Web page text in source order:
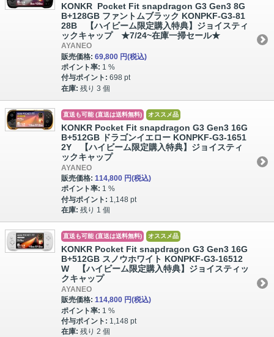
KONKR Pocket Fit snapdragon G3 Gen3 8G
B+128GB ファントムブラック KONPKF-G3-81
28B 【ハイビーム限定購入特典】ジョイスティ
ックキャップ ★7/24~在庫一掃セール★
AYANEO
販売価格: 69,800 円(税込)
ポイント率: 1 %
付与ポイント: 698 pt
在庫: 残り 3 個
直送も可能 (直送は送料無料) オススメ品
KONKR Pocket Fit snapdragon G3 Gen3 16G
B+512GB ドラゴンイエロー KONPKF-G3-1651
2Y 【ハイビーム限定購入特典】ジョイスティ
ックキャップ
AYANEO
販売価格: 114,800 円(税込)
ポイント率: 1 %
付与ポイント: 1,148 pt
在庫: 残り 1 個
直送も可能 (直送は送料無料) オススメ品
KONKR Pocket Fit snapdragon G3 Gen3 16G
B+512GB スノウホワイト KONPKF-G3-16512
W 【ハイビーム限定購入特典】ジョイスティッ
クキャップ
AYANEO
販売価格: 114,800 円(税込)
ポイント率: 1 %
付与ポイント: 1,148 pt
在庫: 残り 2 個